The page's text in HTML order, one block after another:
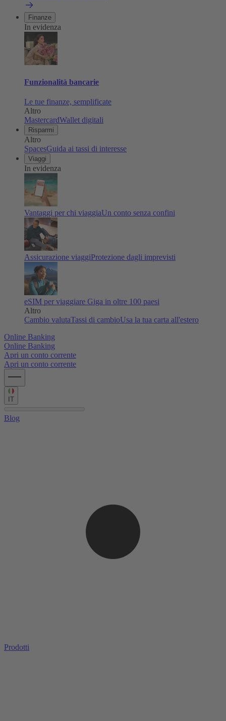
Finanze
In evidenza
Funzionalità bancarie
Le tue finanze, semplificate
Altro
MastercardWallet digitali
Risparmi
Altro
SpacesGuida ai tassi di interesse
Viaggi
In evidenza
Vantaggi per chi viaggiaUn conto senza confini
Assicurazione viaggiProtezione dagli imprevisti
eSIM per viaggiare Giga in oltre 100 paesi
Altro
Cambio valutaTassi di cambioUsa la tua carta all'estero
Online Banking
Online Banking
Apri un conto corrente
Apri un conto corrente
IT
Blog
Prodotti